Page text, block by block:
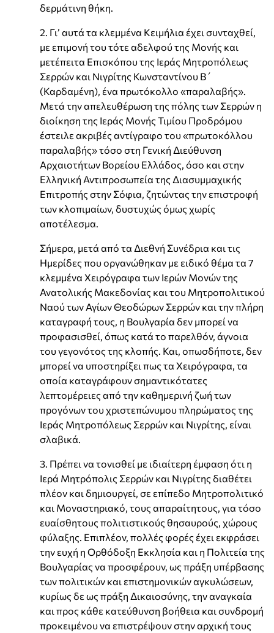
δερμάτινη θήκη.
2. Γι’ αυτά τα κλεμμένα Κειμήλια έχει συνταχθεί,
με επιμονή του τότε αδελφού της Μονής και
μετέπειτα Επισκόπου της Ιεράς Μητροπόλεως
Σερρών και Νιγρίτης Κωνσταντίνου Β΄
(Καρδαμένη), ένα πρωτόκολλο «παραλαβής».
Μετά την απελευθέρωση της πόλης των Σερρών η
διοίκηση της Ιεράς Μονής Τιμίου Προδρόμου
έστειλε ακριβές αντίγραφο του «πρωτοκόλλου
παραλαβής» τόσο στη Γενική Διεύθυνση
Αρχαιοτήτων Βορείου Ελλάδος, όσο και στην
Ελληνική Αντιπροσωπεία της Διασυμμαχικής
Επιτροπής στην Σόφια, ζητώντας την επιστροφή
των κλοπιμαίων, δυστυχώς όμως χωρίς
αποτέλεσμα.
Σήμερα, μετά από τα Διεθνή Συνέδρια και τις
Ημερίδες που οργανώθηκαν με ειδικό θέμα τα 7
κλεμμένα Χειρόγραφα των Ιερών Μονών της
Ανατολικής Μακεδονίας και του Μητροπολιτικού
Ναού των Αγίων Θεοδώρων Σερρών και την πλήρη
καταγραφή τους, η Βουλγαρία δεν μπορεί να
προφασισθεί, όπως κατά το παρελθόν, άγνοια
του γεγονότος της κλοπής. Και, οπωσδήποτε, δεν
μπορεί να υποστηρίξει πως τα Χειρόγραφα, τα
οποία καταγράφουν σημαντικότατες
λεπτομέρειες από την καθημερινή ζωή των
προγόνων του χριστεπώνυμου πληρώματος της
Ιεράς Μητροπόλεως Σερρών και Νιγρίτης, είναι
σλαβικά.
3. Πρέπει να τονισθεί με ιδιαίτερη έμφαση ότι η
Ιερά Μητρόπολις Σερρών και Νιγρίτης διαθέτει
πλέον και δημιουργεί, σε επίπεδο Μητροπολιτικό
και Μοναστηριακό, τους απαραίτητους, για τόσο
ευαίσθητους πολιτιστικούς θησαυρούς, χώρους
φύλαξης. Επιπλέον, πολλές φορές έχει εκφράσει
την ευχή η Ορθόδοξη Εκκλησία και η Πολιτεία της
Βουλγαρίας να προσφέρουν, ως πράξη υπέρβασης
των πολιτικών και επιστημονικών αγκυλώσεων,
κυρίως δε ως πράξη Δικαιοσύνης, την αναγκαία
και προς κάθε κατεύθυνση βοήθεια και συνδρομή
προκειμένου να επιστρέψουν στην αρχική τους